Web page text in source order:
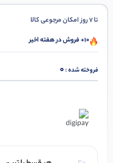
تا 7 روز امکان مرجوعی کالا
10+ فروش در هفته اخیر
فروخته شده :0